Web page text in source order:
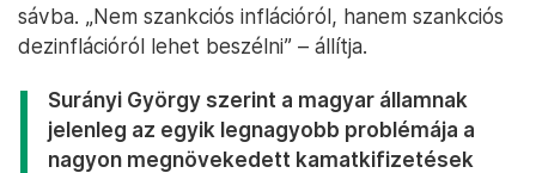
sávba. „Nem szankciós inflációról, hanem szankciós
dezinflációról lehet beszélni” – állítja.
Surányi György szerint a magyar államnak
jelenleg az egyik legnagyobb problémája a
nagyon megnövekedett kamatkifizetések